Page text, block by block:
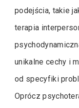
podejścia, takie
terapia
unikalne cechy i
od specyfiki
Oprócz